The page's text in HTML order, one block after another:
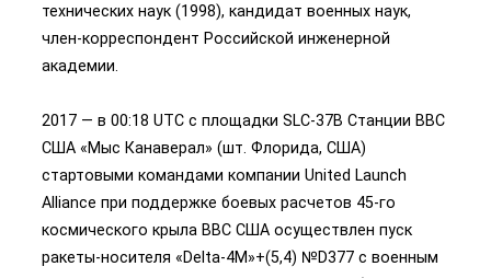
технических наук (1998), кандидат военных наук,
член-корреспондент Российской инженерной
академии.
2017 — в 00:18 UTC с площадки SLC-37B Станции ВВС
США «Мыс Канаверал» (шт. Флорида, США)
стартовыми командами компании United Launch
Alliance при поддержке боевых расчетов 45-го
космического крыла ВВС США осуществлен пуск
ракеты-носителя «Delta-4M»+(5,4) №D377 с военным